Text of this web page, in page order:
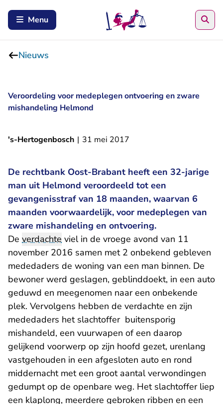
Menu
Nieuws
Veroordeling voor medeplegen ontvoering en zware
mishandeling Helmond
's-Hertogenbosch | 31 mei 2017
De rechtbank Oost-Brabant heeft een 32-jarige
man uit Helmond veroordeeld tot een
gevangenisstraf van 18 maanden, waarvan 6
maanden voorwaardelijk, voor medeplegen van
zware mishandeling en ontvoering.
De verdachte viel in de vroege avond van 11
november 2016 samen met 2 onbekend gebleven
mededaders de woning van een man binnen. De
bewoner werd geslagen, geblinddoekt, in een auto
geduwd en meegenomen naar een onbekende
plek. Vervolgens hebben de verdachte en zijn
mededaders het slachtoffer buitensporig
mishandeld, een vuurwapen of een daarop
gelijkend voorwerp op zijn hoofd gezet, urenlang
vastgehouden in een afgesloten auto en rond
middernacht met een groot aantal verwondingen
gedumpt op de openbare weg. Het slachtoffer liep
een klaplong, meerdere gebroken ribben en een